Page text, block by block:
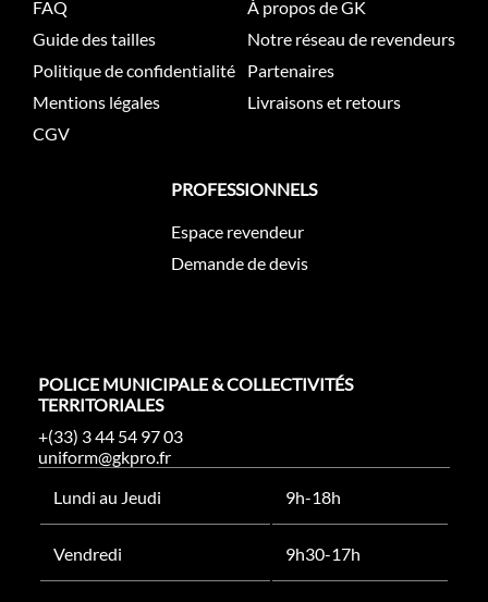
FAQ
Guide des tailles
Politique de confidentialité
Mentions légales
CGV
À propos de GK
Notre réseau de revendeurs
Partenaires
Livraisons et retours
PROFESSIONNELS
Espace revendeur
Demande de devis
POLICE MUNICIPALE & COLLECTIVITÉS
TERRITORIALES
+(33) 3 44 54 97 03
uniform@gkpro.fr
Lundi au Jeudi
9h-18h
Vendredi 9h30-17h